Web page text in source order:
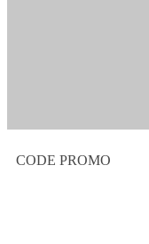
CODE PROMO